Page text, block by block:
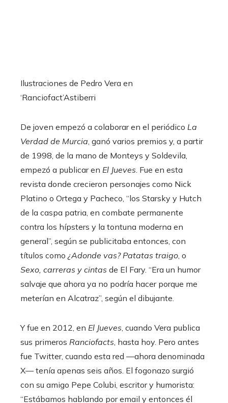
Ilustraciones de Pedro Vera en
‘Ranciofact’Astiberri
De joven empezó a colaborar en el periódico La
Verdad de Murcia , ganó varios premios y, a partir
de 1998, de la mano de Monteys y Soldevila,
empezó a publicar en El Jueves . Fue en esta
revista donde crecieron personajes como Nick
Platino o Ortega y Pacheco, “los Starsky y Hutch
de la caspa patria, en combate permanente
contra los hípsters y la tontuna moderna en
general”, según se publicitaba entonces, con
títulos como ¿Adonde vas? Patatas traigo , o
Sexo, carreras y cintas de El Fary. “Era un humor
salvaje que ahora ya no podría hacer porque me
meterían en Alcatraz”, según el dibujante.
Y fue en 2012, en El Jueves , cuando Vera publica
sus primeros Ranciofacts , hasta hoy. Pero antes
fue Twitter, cuando esta red —ahora denominada
X— tenía apenas seis años. El fogonazo surgió
con su amigo Pepe Colubi, escritor y humorista:
“Estábamos hablando por email y entonces él